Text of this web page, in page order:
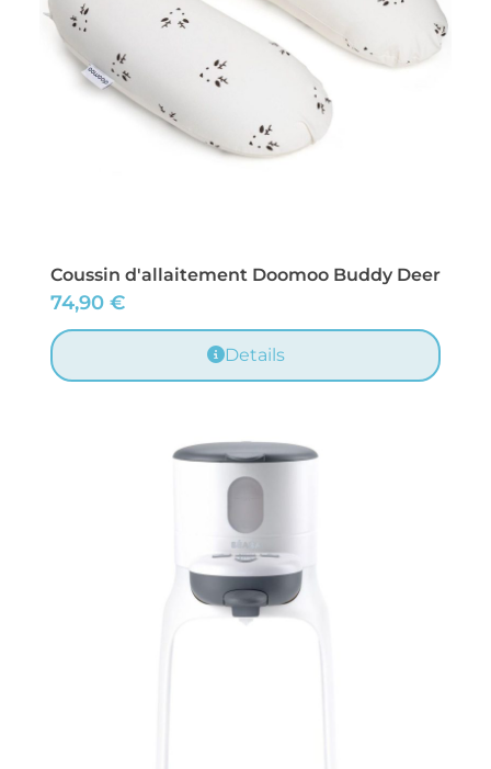
Coussin d'allaitement Doomoo Buddy Deer
74,90 €
Details